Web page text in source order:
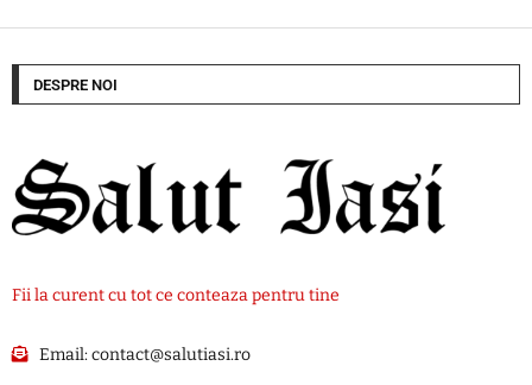
DESPRE NOI
Fii la curent cu tot ce conteaza pentru tine
Email:contact@salutiasi.ro